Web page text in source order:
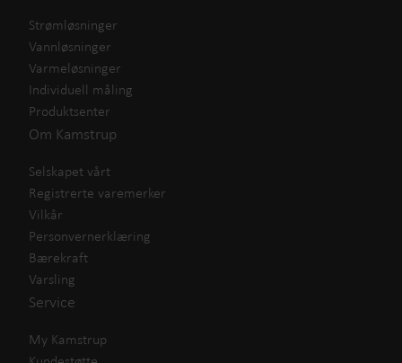
Strømløsninger
Vannløsninger
Varmeløsninger
Individuell måling
Produktsenter
Om Kamstrup
Selskapet vårt
Registrerte varemerker
Vilkår
Personvernerklæring
Bærekraft
Varsling
Service
My Kamstrup